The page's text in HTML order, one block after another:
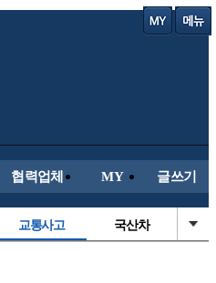
협력업체 MY 글쓰기
교통사고 국산차